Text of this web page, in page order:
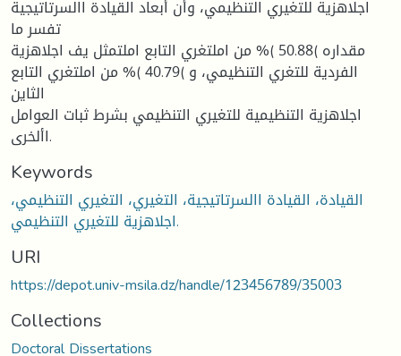
اجلاهزية للتغيري التنظيمي، وأن أبعاد القيادة االسرتاتيجية
تفسر ما
مقداره )50.88 )% من املتغري التابع املتمثل يف اجلاهزية
الفردية للتغري التنظيمي، و )40.79 )% من املتغري التابع
الثاين
اجلاهزية التنظيمية للتغيري التنظيمي بشرط ثبات العوامل
األخرى.
Keywords
القيادة، القيادة االسرتاتيجية، التغيري، التغيري التنظيمي،
اجلاهزية للتغيري التنظيمي.
URI
https://depot.univ-msila.dz/handle/123456789/35003
Collections
Doctoral Dissertations